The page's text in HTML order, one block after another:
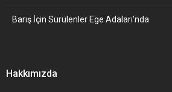
Barış İçin Sürülenler Ege Adaları’nda
Hakkımızda